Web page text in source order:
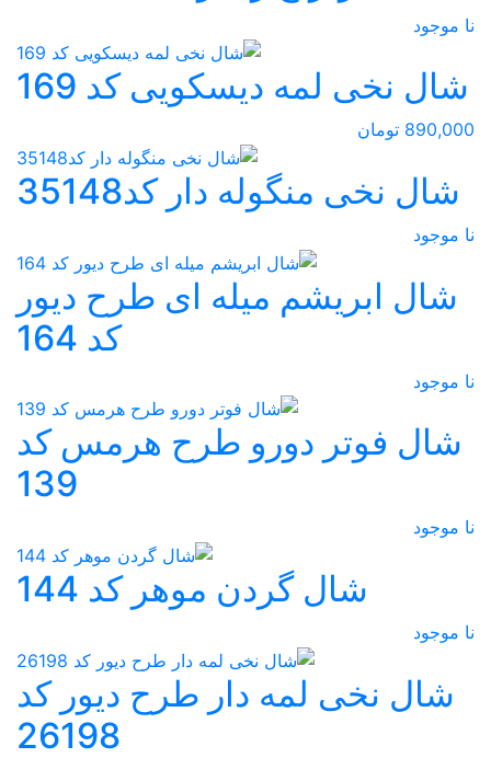
نا موجود
شال نخی لمه دیسکویی کد 169
890,000 تومان
شال نخی منگوله دار کد35148
نا موجود
شال ابریشم میله ای طرح دیور
کد 164
نا موجود
شال فوتر دورو طرح هرمس کد
139
نا موجود
شال گردن موهر کد 144
نا موجود
شال نخی لمه دار طرح دیور کد
26198